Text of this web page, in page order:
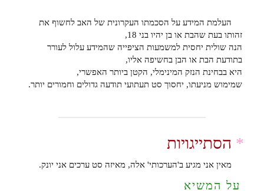
העלמת המידע על הסכמתו העקרונית של האב לחשוף את
זהותו בעת שהבת או בן יהיו בני 18,
הנה שולית יחסית למשמעות הציפייה שהמידע עלול לעורר
בתודעת הבת או הבן בחשיפה אליו,
היא בבחינת הנזק המינימלי, הקטן ביותר האפשרי,
שמימוש מניעתו, יחסוך סט תעתועי תודעה גדולים וחמורים יותר.
* הסתייגויות
מאין אני מגיע ב'הערכותי' אלה, מאיזה סט ערכים אני יונק.
על המשיא